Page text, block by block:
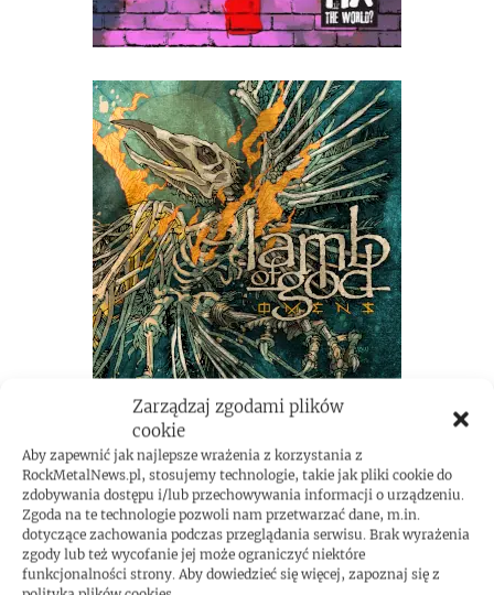
Zarządzaj zgodami plików
cookie
Aby zapewnić jak najlepsze wrażenia z korzystania z
RockMetalNews.pl, stosujemy technologie, takie jak pliki cookie do
zdobywania dostępu i/lub przechowywania informacji o urządzeniu.
Zgoda na te technologie pozwoli nam przetwarzać dane, m.in.
dotyczące zachowania podczas przeglądania serwisu. Brak wyrażenia
zgody lub też wycofanie jej może ograniczyć niektóre
funkcjonalności strony. Aby dowiedzieć się więcej, zapoznaj się z